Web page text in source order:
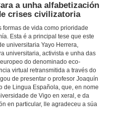
a unha alfabetización
crises civilizatoria
formas de vida como prioridade
Esta é a principal tese que este
universitaria Yayo Herrera,
universitaria, activista e unha das
do denominado eco-
virtual retransmitida a través do
de presentar o profesor Joaquín
de Lingua Española, que, en nome
de Vigo en xeral, e da
en particular, lle agradeceu a súa